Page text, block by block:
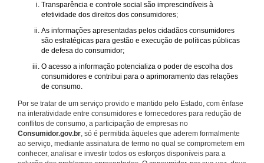
Transparência e controle social são imprescindíveis à
efetividade dos direitos dos consumidores;
As informações apresentadas pelos cidadãos consumidores
são estratégicas para gestão e execução de políticas públicas
de defesa do consumidor;
O acesso a informação potencializa o poder de escolha dos
consumidores e contribui para o aprimoramento das relações
de consumo.
Por se tratar de um serviço provido e mantido pelo Estado, com ênfase
na interatividade entre consumidores e fornecedores para redução de
conflitos de consumo, a participação de empresas no
Consumidor.gov.br, só é permitida àqueles que aderem formalmente
ao serviço, mediante assinatura de termo no qual se comprometem em
conhecer, analisar e investir todos os esforços disponíveis para a